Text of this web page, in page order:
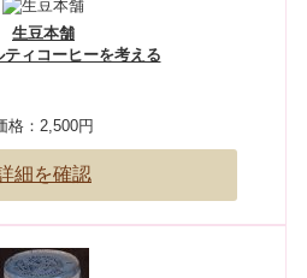
生豆本舗
ティコーヒーを考える
格： 2,500円
細を確認